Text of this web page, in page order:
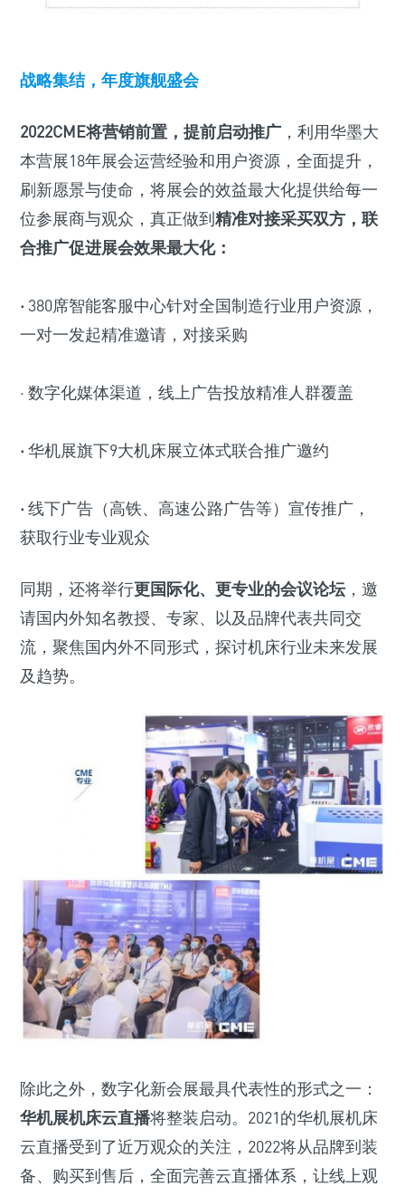
战略集结，年度旗舰盛会
2022CME将营销前置，提前启动推广 ，利用华墨大
本营展18年展会运营经验和用户资源，全面提升，
刷新愿景与使命，将展会的效益最大化提供给每一
位参展商与观众，真正做到精准对接采买双方，联
合推广促进展会效果最大化：
· 380席智能客服中心针对全国制造行业用户资源，
一对一发起精准邀请，对接采购
· 数字化媒体渠道，线上广告投放精准人群覆盖
· 华机展旗下9大机床展立体式联合推广邀约
· 线下广告（高铁、高速公路广告等）宣传推广，
获取行业专业观众
同期，还将举行更国际化、更专业的会议论坛，邀
请国内外知名教授、专家、以及品牌代表共同交
流，聚焦国内外不同形式，探讨机床行业未来发展
及趋势。
除此之外，数字化新会展最具代表性的形式之一：
华机展机床云直播将整装启动。2021的华机展机床
云直播受到了近万观众的关注，2022将从品牌到装
备、购买到售后，全面完善云直播体系，让线上观